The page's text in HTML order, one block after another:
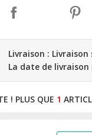
Livraison :
La date de livraison
! PLUS QUE 1